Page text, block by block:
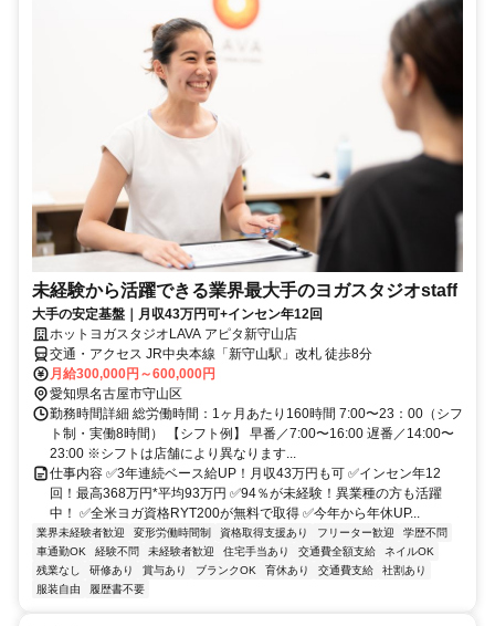
未経験から活躍できる業界最大手のヨガスタジオstaff
大手の安定基盤｜月収43万円可+インセン年12回
ホットヨガスタジオLAVA アピタ新守山店
交通・アクセス JR中央本線「新守山駅」改札 徒歩8分
月給300,000円～600,000円
愛知県名古屋市守山区
勤務時間詳細 総労働時間：1ヶ月あたり160時間 7:00〜23：00（シフ
ト制・実働8時間） 【シフト例】 早番／7:00〜16:00 遅番／14:00〜
23:00 ※シフトは店舗により異なります...
仕事内容 ✅3年連続ベース給UP！月収43万円も可 ✅インセン年12
回！最高368万円*平均93万円 ✅94％が未経験！異業種の方も活躍
中！ ✅全米ヨガ資格RYT200が無料で取得 ✅今年から年休UP...
業界未経験者歓迎 変形労働時間制 資格取得支援あり フリーター歓迎
学歴不問
車通勤OK
経験不問 未経験者歓迎 住宅手当あり 交通費全額支給
ネイルOK
残業なし
研修あり 賞与あり ブランクOK 育休あり 交通費支給
社割あり
服装自由
履歴書不要